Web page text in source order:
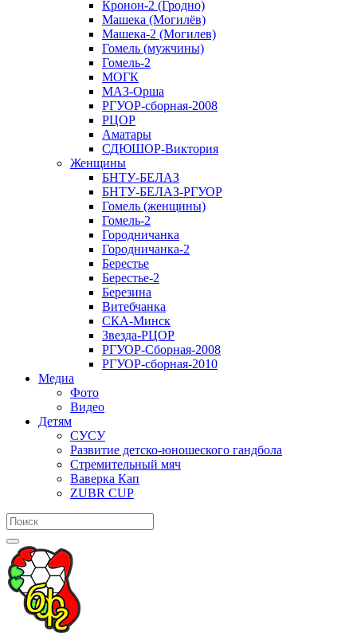
Кронон-2 (Гродно)
Машека (Могилёв)
Машека-2 (Могилев)
Гомель (мужчины)
Гомель-2
МОГК
МАЗ-Орша
РГУОР-сборная-2008
РЦОР
Аматары
СДЮШОР-Виктория
Женщины
БНТУ-БЕЛАЗ
БНТУ-БЕЛАЗ-РГУОР
Гомель (женщины)
Гомель-2
Городничанка
Городничанка-2
Берестье
Берестье-2
Березина
Витебчанка
СКА-Минск
Звезда-РЦОР
РГУОР-Сборная-2008
РГУОР-сборная-2010
Медиа
Фото
Видео
Детям
СУСУ
Развитие детско-юношеского гандбола
Стремительный мяч
Ваверка Кап
ZUBR CUP